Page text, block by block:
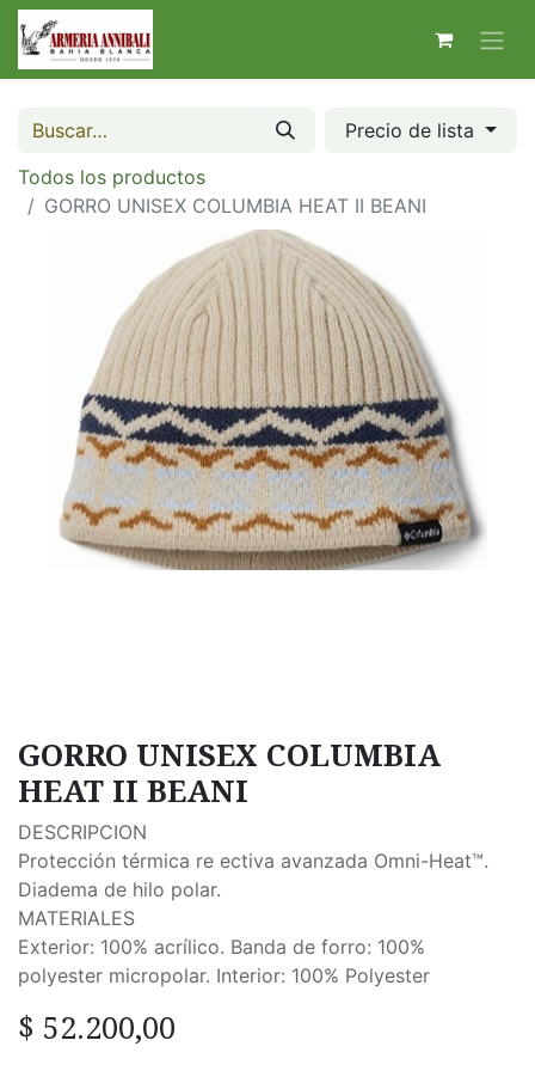
Precio de lista
Todos los productos
GORRO UNISEX COLUMBIA HEAT II BEANI
GORRO UNISEX COLUMBIA
HEAT II BEANI
DESCRIPCION
Protección térmica re ectiva avanzada Omni-Heat™.
Diadema de hilo polar.
MATERIALES
Exterior: 100% acrílico. Banda de forro: 100%
polyester micropolar. Interior: 100% Polyester
$ 52.200,00